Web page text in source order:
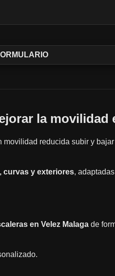
la movilidad
movilidad reducida subir y
curvas y exteriores,
en Velez Malaga de